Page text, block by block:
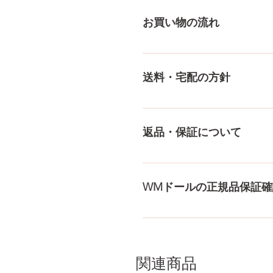
様々な決済方法に対応でき
お買い物の流れ
多種多様な品ぞろえ！工場
身、下半身、男性ドールや
送料・宅配の方針
送料は全国一律送料無料！
料・配送の方針をもっと見る
返品・保証について
ドールのメイク直しなど充
WMドールの正規品保証
コチラからWMドール様の公
関連商品